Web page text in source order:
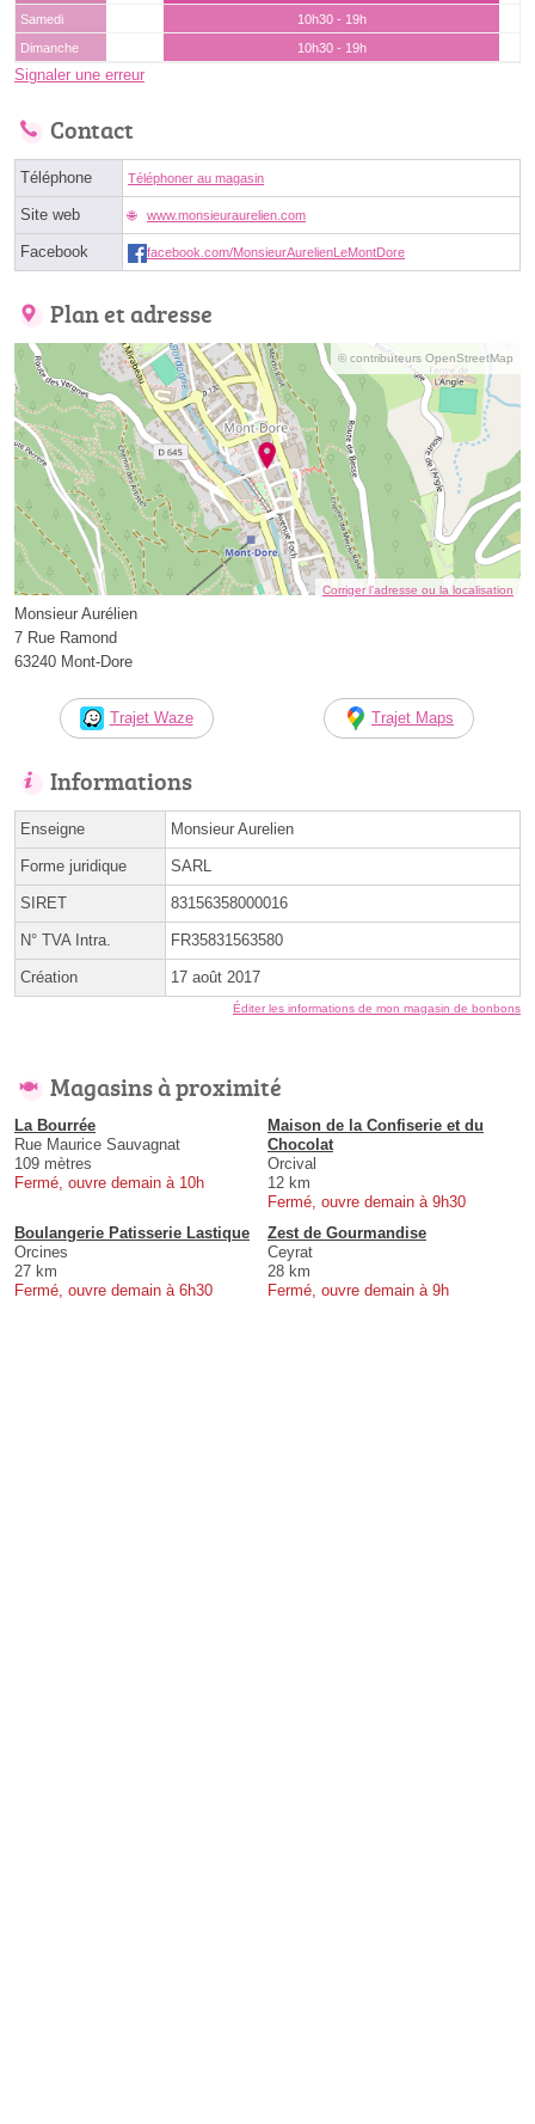
Samedi
10h30 - 19h
Dimanche
10h30 - 19h
Signaler une erreur
Contact
Téléphone Téléphoner au magasin
Site web www.monsieuraurelien.com
Facebook facebook.com/MonsieurAurelienLeMontDore
Plan et adresse
© contributeurs OpenStreetMap
Corriger l’adresse ou la localisation
Monsieur Aurélien
7 Rue Ramond
63240 Mont-Dore
Trajet Waze Trajet Maps
Informations
Enseigne Monsieur Aurelien
Forme juridique SARL
SIRET 83156358000016
N° TVA Intra. FR35831563580
Création 17 août 2017
Éditer les informations de mon magasin de bonbons
Magasins à proximité
La Bourrée
Rue Maurice Sauvagnat
109 mètres
Fermé, ouvre demain à 10h
Maison de la Confiserie et du
Chocolat
Orcival
12 km
Fermé, ouvre demain à 9h30
Boulangerie Patisserie Lastique
Orcines
27 km
Fermé, ouvre demain à 6h30
Zest de Gourmandise
Ceyrat
28 km
Fermé, ouvre demain à 9h